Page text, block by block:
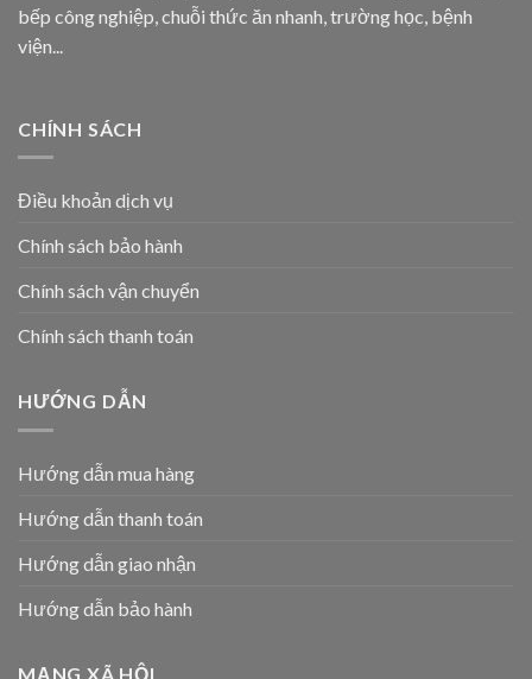
bếp công nghiệp, chuỗi thức ăn nhanh, trường học, bệnh
viện...
CHÍNH SÁCH
Điều khoản dịch vụ
Chính sách bảo hành
Chính sách vận chuyển
Chính sách thanh toán
HƯỚNG DẪN
Hướng dẫn mua hàng
Hướng dẫn thanh toán
Hướng dẫn giao nhận
Hướng dẫn bảo hành
MẠNG XÃ HỘI